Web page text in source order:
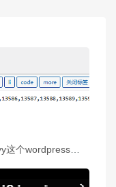
galleryy这个wordpress自带的短标签(简码/画廊短码)用好了，就可以轻松的在文章当中插入图片集了。